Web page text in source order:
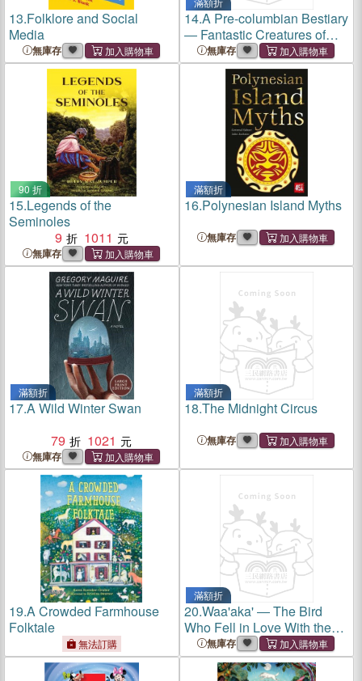
13.Folklore and Social
Media
無庫存
14.A Pre-columbian Bestiary
― Fantastic Creatures of
Indigenous Latin America
無庫存
90 折
15.Legends of the
Seminoles
9
1011
無庫存
滿額折
16.Polynesian Island Myths
無庫存
滿額折
17.A Wild Winter Swan
79
1021
無庫存
滿額折
18.The Midnight Circus
無庫存
19.A Crowded Farmhouse
Folktale
無法訂購
滿額折
20.Waa'aka' ― The Bird
Who Fell in Love With the
Sun無庫存